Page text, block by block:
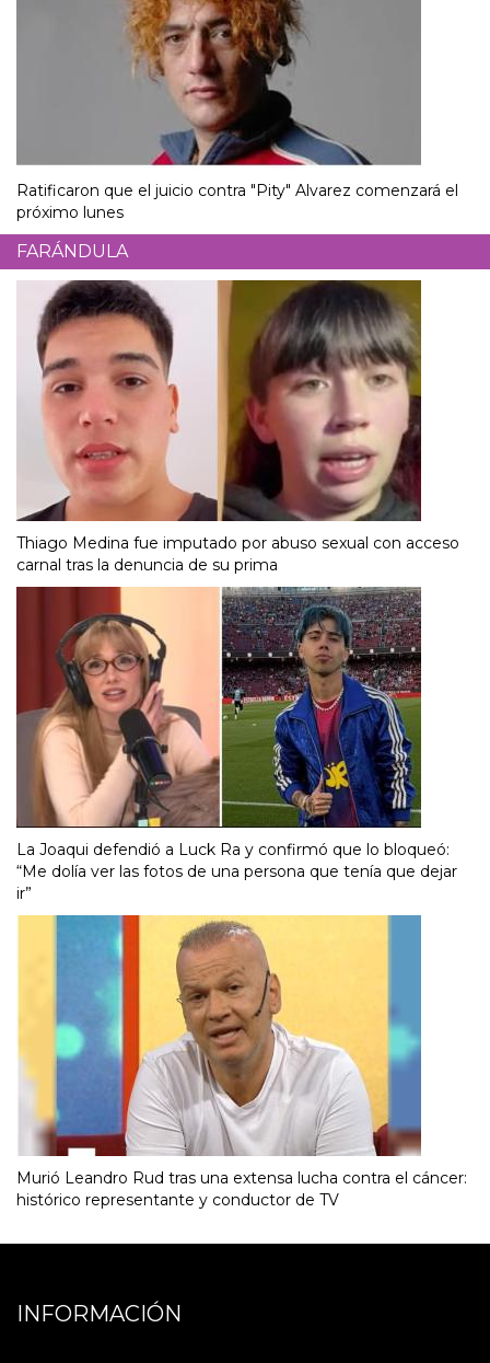
Ratificaron que el juicio contra "Pity" Alvarez comenzará el
próximo lunes
FARÁNDULA
Thiago Medina fue imputado por abuso sexual con acceso
carnal tras la denuncia de su prima
La Joaqui defendió a Luck Ra y confirmó que lo bloqueó:
“Me dolía ver las fotos de una persona que tenía que dejar
ir”
Murió Leandro Rud tras una extensa lucha contra el cáncer:
histórico representante y conductor de TV
INFORMACIÓN